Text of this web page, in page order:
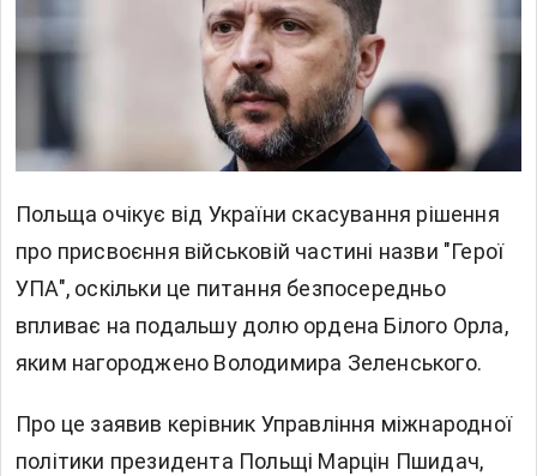
Польща очікує від України скасування рішення
про присвоєння військовій частині назви "Герої
УПА", оскільки це питання безпосередньо
впливає на подальшу долю ордена Білого Орла,
яким нагороджено Володимира Зеленського.
Про це заявив керівник Управління міжнародної
політики президента Польщі Марцін Пшидач,